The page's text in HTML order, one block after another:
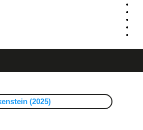
(2025)